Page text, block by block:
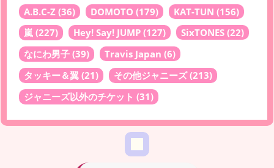
A.B.C-Z (36) DOMOTO (179) KAT-TUN (156)
嵐 (227) Hey! Say! JUMP (127) SixTONES (22)
なにわ男子 (39) Travis Japan (6)
タッキー＆翼 (21) その他ジャニーズ(213)
ジャニーズ以外のチケット (31)